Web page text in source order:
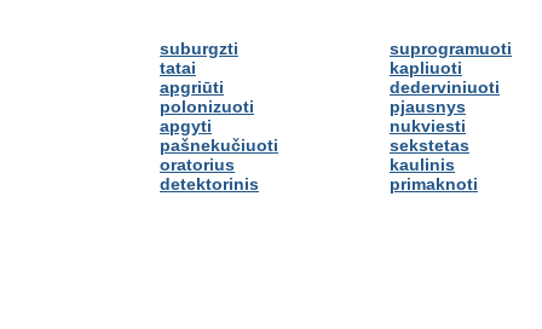
suburgzti
tatai
apgriūti
polonizuoti
apgyti
pašnekučiuoti
oratorius
detektorinis
suprogramuoti
kapliuoti
dederviniuoti
pjausnys
nukviesti
sekstetas
kaulinis
primaknoti